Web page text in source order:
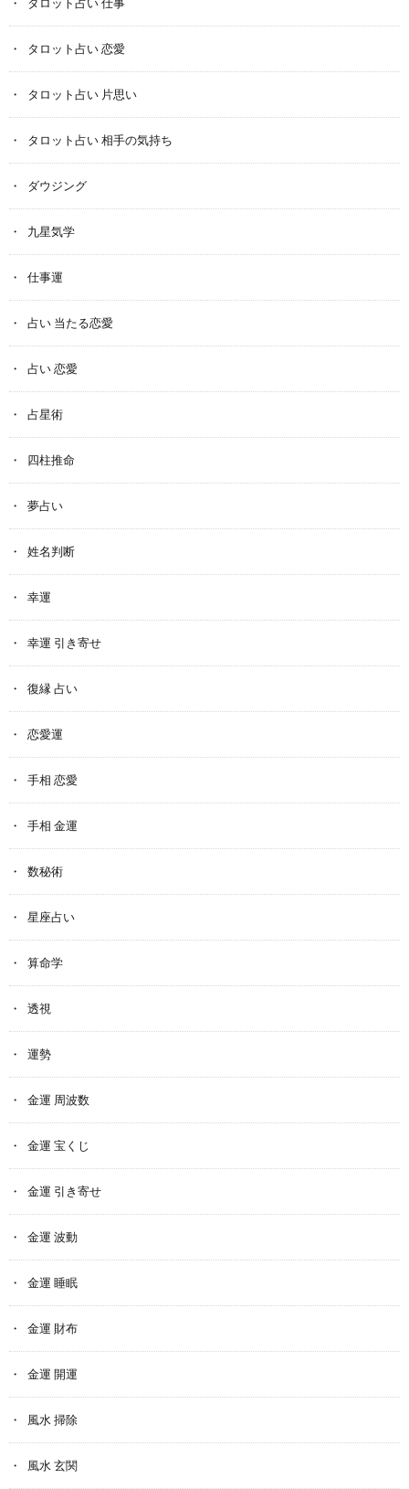
タロット占い 恋愛
タロット占い 片思い
タロット占い 相手の気持ち
ダウジング
九星気学
仕事運
占い 当たる恋愛
占い 恋愛
占星術
四柱推命
夢占い
姓名判断
幸運
幸運 引き寄せ
復縁 占い
恋愛運
手相 恋愛
手相 金運
数秘術
星座占い
算命学
透視
運勢
金運 周波数
金運 宝くじ
金運 引き寄せ
金運 波動
金運 睡眠
金運 財布
金運 開運
風水 掃除
風水 玄関